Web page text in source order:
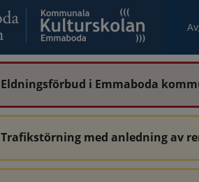
Eldningsförbud i Emmaboda
Trafikstörning med anledning av